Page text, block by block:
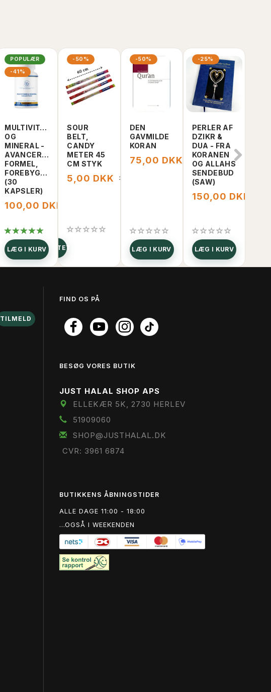
150,00 DKK
POPULÆR
-41%
MULTIVITAMIN
OG
MINERAL -
AVANCERET
FORMEL,
FOREBYGGES
(30
KAPSLER)
100,00 DKK
LÆG I KURV
-50%
SOUR
BELT,
CANDY
METER 45
CM STYK
5,00 DKK 10,00 DKK
SE PRODUKTET
-50%
DEN
GAVMILDE
KORAN
75,00 DKK 150,00 DKK
LÆG I KURV
-25%
PERLER AF
DZIKR &
DUA - FRA
KORANEN
OG ALLAHS
SENDEBUD
(SAW)
150,00 DKK
LÆG I KURV
TILMELD
FIND OS PÅ
BESØG VORES BUTIK
JUST HALAL SHOP APS
ELLEKÆR 5K, 2730 HERLEV
51909060
SHOP@JUSTHALAL.DK
CVR: 3961 6874
BUTIKKENS ÅBNINGSTIDER
ALLE DAGE 11:00 - 18:00
...OGSÅ I WEEKENDEN